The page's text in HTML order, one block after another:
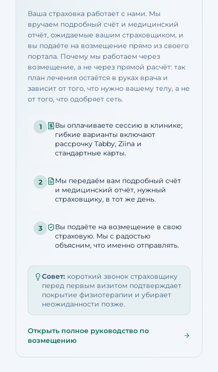
Ваша страховка работает с нами. Мы
вручаем подробный счёт и медицинский
отчёт, ожидаемые вашим страховщиком, и
вы подаёте на возмещение прямо из своего
портала. Почему мы работаем через
возмещение, а не через прямой расчёт: так
план лечения остаётся в руках врача и
зависит от того, что нужно вашему телу, а не
от того, что одобряет сеть.
1
Вы оплачиваете сессию в клинике;
гибкие варианты включают
рассрочку Tabby, Ziina и
стандартные карты.
2
Мы передаём вам подробный счёт
и медицинский отчёт, нужный
страховщику, в тот же день.
3
Вы подаёте на возмещение в свою
страховую. Мы с радостью
объясним, что именно отправлять.
Совет: короткий звонок страховщику
перед первым визитом подтверждает
покрытие физиотерапии и убирает
неожиданности позже.
Открыть полное руководство по
возмещению